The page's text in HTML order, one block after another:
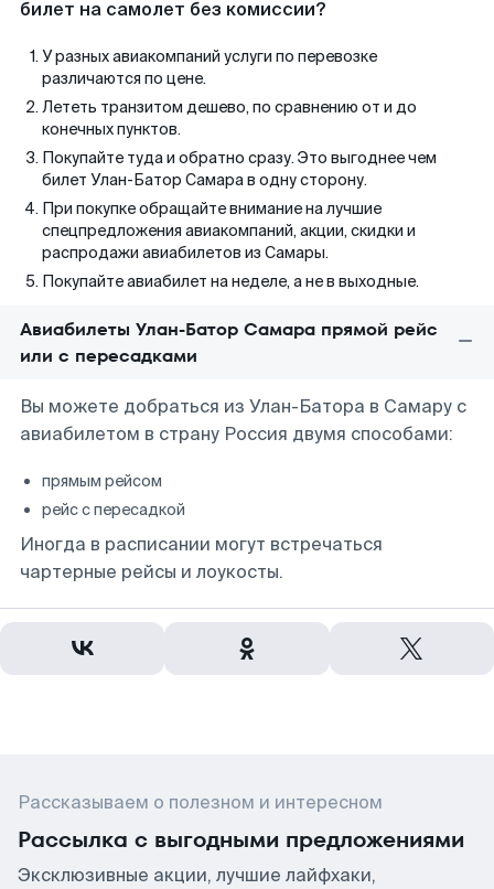
билет на самолет без комиссии?
У разных авиакомпаний услуги по перевозке
различаются по цене.
Лететь транзитом дешево, по сравнению от и до
конечных пунктов.
Покупайте туда и обратно сразу. Это выгоднее чем
билет Улан-Батор Самара в одну сторону.
При покупке обращайте внимание на лучшие
спецпредложения авиакомпаний, акции, скидки и
распродажи авиабилетов из Самары.
Покупайте авиабилет на неделе, а не в выходные.
Авиабилеты Улан-Батор Самара прямой рейс
или с пересадками
Вы можете добраться из Улан-Батора в Самару с
авиабилетом в страну Россия двумя способами:
прямым рейсом
рейс с пересадкой
Иногда в расписании могут встречаться
чартерные рейсы и лоукосты.
Рассказываем о полезном и интересном
Рассылка с выгодными предложениями
Эксклюзивные акции, лучшие лайфхаки,